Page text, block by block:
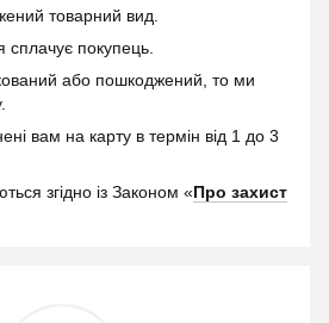
товарний вид.
сплачує покупець.
або пошкоджений, то ми
вам на карту в термін від 1 до 3
згідно із Законом «Про захист